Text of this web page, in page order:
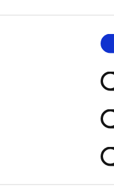
ind i
i din egen